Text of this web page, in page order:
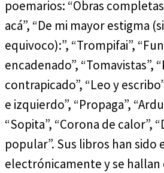
poemarios: “Obras
acá”, “De mi mayor estigma
equivoco):”, “Trompifai”,
encadenado”, “Tomavistas”,
contrapicado”, “Leo y
e izquierdo”, “Propaga”,
“Sopita”, “Corona de calor”,
popular”. Sus libros han sido
electrónicamente y se